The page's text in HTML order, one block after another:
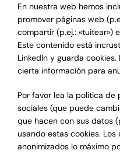
En nuestra web hemos
promover páginas web
compartir (p.ej.: «tuitear»)
Este contenido está
LinkedIn y guarda
cierta información para
Por favor lea la política
sociales (que puede
que hacen con sus datos
usando estas cookies.
anonimizados lo máximo